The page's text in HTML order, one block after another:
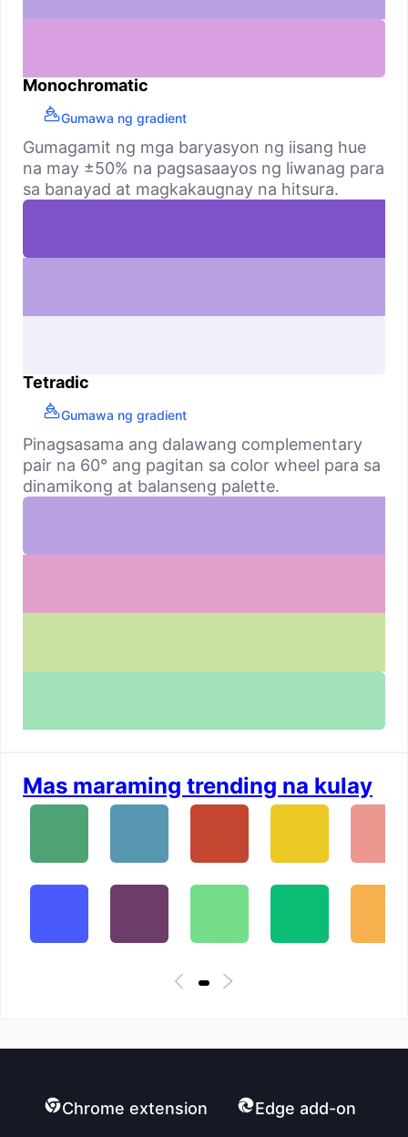
Monochromatic
Gumawa ng gradient
Gumagamit ng mga baryasyon ng iisang hue
na may ±50% na pagsasaayos ng liwanag para
sa banayad at magkakaugnay na hitsura.
Tetradic
Gumawa ng gradient
Pinagsasama ang dalawang complementary
pair na 60° ang pagitan sa color wheel para sa
dinamikong at balanseng palette.
Mas maraming trending na kulay
Chrome extension Edge add-on